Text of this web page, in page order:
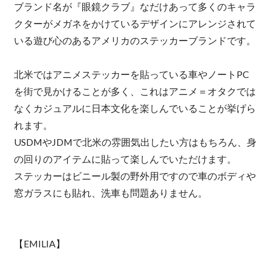
ブランド名が『眼鏡クラブ』なだけあって多くのキャラ
クターがメガネをかけているデザインにアレンジされて
いる遊び心のあるアメリカのステッカーブランドです。
北米ではアニメステッカーを貼っている車やノートPC
を街で見かけることが多く、これはアニメ＝オタクでは
なくカジュアルに日本文化を楽しんでいることが挙げら
れます。
USDMやJDMで北米の雰囲気出したい方はもちろん、身
の回りのアイテムに貼って楽しんでいただけます。
ステッカーはビニール製の野外用ですので車のボディや
窓ガラスにも貼れ、洗車も問題ありません。
【EMILIA】